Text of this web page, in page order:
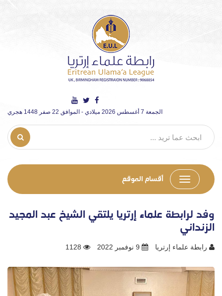
الجمعة 7 أغسطس 2026 ميلادي - الموافق 22 صفر 1448 هجري
أقسام الموقع
وفد لرابطة علماء إرتريا يلتقي الشيخ عبد المجيد
الزنداني
رابطة علماء إرتريا